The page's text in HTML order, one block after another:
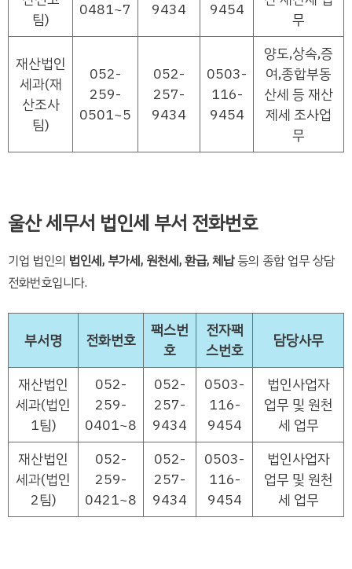
팀)
0481~7 9434 9454
무
재산법인
세과(재
산조사
팀)
052-
259-
0501~5
052-
257-
9434
0503-
116-
9454
양도,상속,증
여,종합부동
산세 등 재산
제세 조사업
무
울산 세무서 법인세 부서 전화번호
기업 법인의 법인세, 부가세, 원천세, 환급, 체납등의 종합 업무 상담
전화번호입니다.
부서명 전화번호
팩스번
호
전자팩
스번호
담당사무
재산법인
세과(법인
1팀)
052-
259-
0401~8
052-
257-
9434
0503-
116-
9454
법인사업자
업무 및 원천
세 업무
재산법인
세과(법인
2팀)
052-
259-
0421~8
052-
257-
9434
0503-
116-
9454
법인사업자
업무 및 원천
세 업무